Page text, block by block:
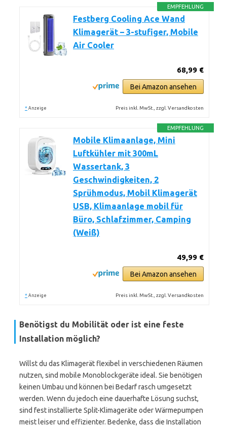
EMPFEHLUNG
Festberg Cooling Ace Wand
Klimagerät – 3-stufiger, Mobile
Air Cooler
68,99 €
Bei Amazon ansehen
* Anzeige Preis inkl. MwSt., zzgl. Versandkosten
EMPFEHLUNG
Mobile Klimaanlage, Mini
Luftkühler mit 300mL
Wassertank, 3
Geschwindigkeiten, 2
Sprühmodus, Mobil Klimagerät
USB, Klimaanlage mobil für
Büro, Schlafzimmer, Camping
(Weiß)
49,99 €
Bei Amazon ansehen
* Anzeige Preis inkl. MwSt., zzgl. Versandkosten
Benötigst du Mobilität oder ist eine feste
Installation möglich?
Willst du das Klimagerät flexibel in verschiedenen Räumen
nutzen, sind mobile Monoblockgeräte ideal. Sie benötigen
keinen Umbau und können bei Bedarf rasch umgesetzt
werden. Wenn du jedoch eine dauerhafte Lösung suchst,
sind fest installierte Split-Klimageräte oder Wärmepumpen
meist leiser und effizienter. Bedenke, dass die Installation